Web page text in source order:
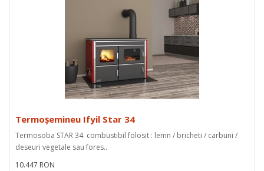
Termoșemineu Ifyil Star 34
Termosoba STAR 34 combustibil folosit : lemn / bricheti / carbuni /
deseuri vegetale sau fores..
10.447 RON